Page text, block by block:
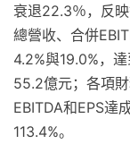
衰退22.3％，反
總營收、合併
4.2%與19.0%，
55.2億元；各項
EBITDA和EPS達
113.4%。